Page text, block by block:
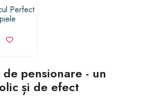
Perfect
pensionare - un
și de efect